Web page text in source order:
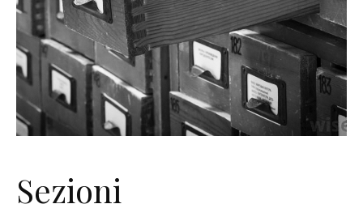
Sezioni